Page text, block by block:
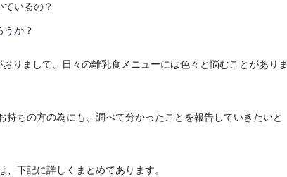
いるの？
うか？
りまして、日々の離乳食メニューには色々と悩むことがありま
持ちの方の為にも、調べて分かったことを報告していきたいと
下記に詳しくまとめてあります。